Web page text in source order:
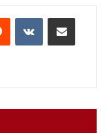
Reddit VKontakteShare via Email